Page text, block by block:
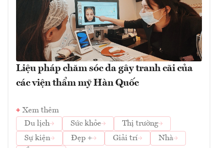
Liệu pháp chăm sóc da gây tranh cãi của
các viện thẩm mỹ Hàn Quốc
Xem thêm
Du lịch
Sức khỏe
Thị trường
Sự kiện
Đẹp + Giải trí
Nhà